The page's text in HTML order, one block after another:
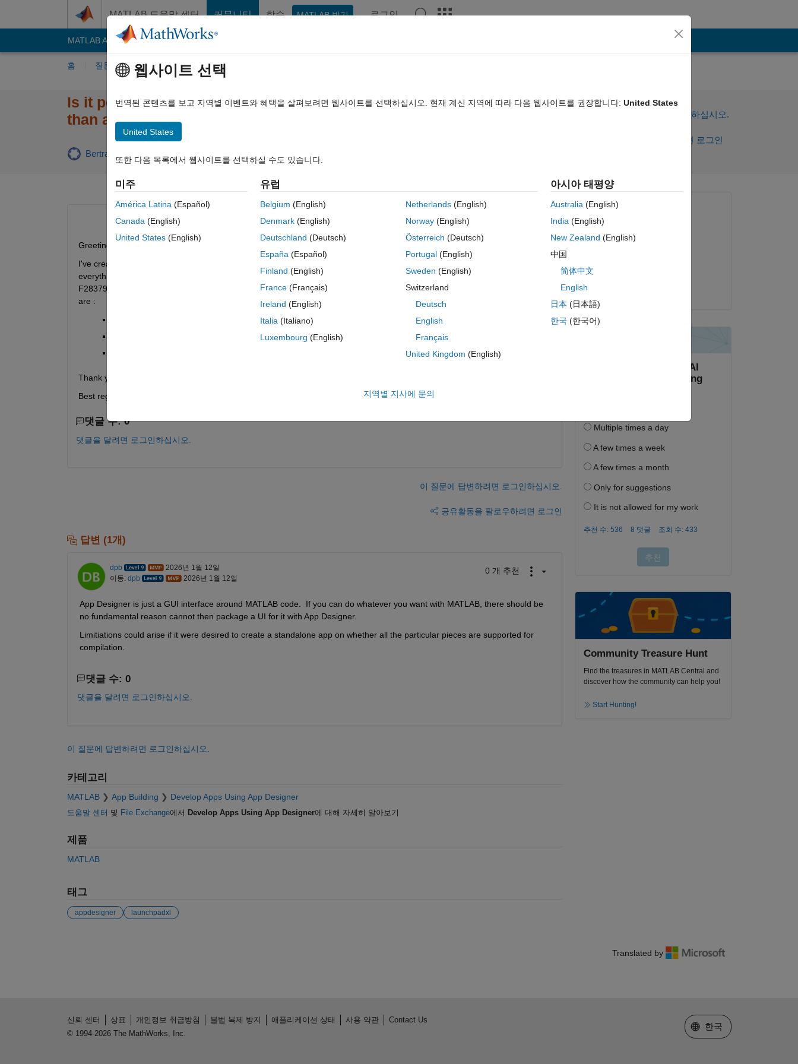
MATLAB 도움말 센터 커뮤니티 학습 MATLAB 받기 로그인
MATLAB Answers File Exchange
홈 질문하기 답변하기 찾아보기
Is it possible to create an app in App Designer to pilot a target other
than a speedgoat target computer?
Bertrand NOGAREDE
이 질문에 답변하려면 로그인하십시오.
활동을 팔로우하려면 로그인
Greetings,
I've created an app in App Designer to pilot a test bench through a speedgoat target computer. I've managed to have
everything working right. This year I'm tackling different targets and focussing on smaller targets as the launchpadXL
F28379D. The documentation and examples I've found focus on the use of a speedgoat target machine. So, my questions
are :
Is it possible to create and app in App Designer that uses a target other than a speedgoat?
Thank you for taking the time of reading my issue.
Best regards,
댓글 수: 0
댓글을 달려면 로그인하십시오.
이 질문에 답변하려면 로그인하십시오.
공유활동을 팔로우하려면 로그인
답변 (1개)
dpb
2026년 1월 12일
이동: dpb 2026년 1월 12일
0 개 추천
App Designer is just a GUI interface around MATLAB code.  If you can do whatever you want with MATLAB, there should be
no fundamental reason cannot then package a UI for it with App Designer.
Limitiations could arise if it were desired to create a standalone app on whether all the particular pieces are supported for
compilation.
댓글 수: 0
댓글을 달려면 로그인하십시오.
이 질문에 답변하려면 로그인하십시오.
카테고리
MATLAB App Building Develop Apps Using App Designer
도움말 센터 및 File Exchange에서 Develop Apps Using App Designer에 대해 자세히 알아보기
제품
MATLAB
태그
appdesigner launchpadxl
질문:
2026년 1월 12일
2026년 1월 12일
Community Treasure Hunt
Find the treasures in MATLAB Central and
discover how the community can help you!
Start Hunting!
Translated by
웹사이트 선택
번역된 콘텐츠를 보고 지역별 이벤트와 혜택을 살펴보려면 웹사이트를 선택하십시오. 현재 계신 지역에 따라 다음 웹사이트를 권장합니다: United States
United States
또한 다음 목록에서 웹사이트를 선택하실 수도 있습니다.
미주
América Latina (Español)
Canada (English)
United States (English)
유럽
Belgium (English)
Denmark (English)
Deutschland (Deutsch)
España (Español)
Finland (English)
France (Français)
Ireland (English)
Italia (Italiano)
Luxembourg (English)
Netherlands(English)
Norway(English)
Österreich (Deutsch)
Portugal(English)
Sweden (English)
Switzerland
Deutsch
English
Français
United Kingdom (English)
아시아 태평양
Australia(English)
India(English)
New Zealand (English)
中国
简体中文
English
日本 (日本語)
한국 (한국어)
지역별 지사에 문의
신뢰 센터 상표 개인정보 취급방침 불법 복제 방지 애플리케이션 상태 사용 약관
Contact Us
© 1994-2026 The MathWorks, Inc.
웹사이트 선택
한국